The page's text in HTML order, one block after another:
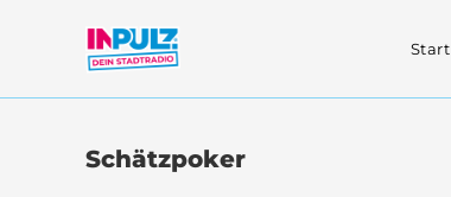
Start
Schätzpoker